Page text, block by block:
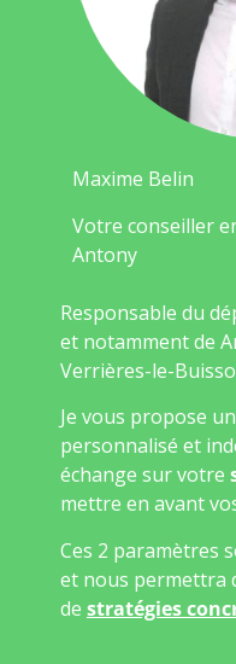
Maxime Belin
Votre conseiller
Antony
Responsable du
et notamment de
Verrières-le-
Je vous propose
personnalisé et
échange sur votre
mettre en avant
Ces 2 paramètres
et nous permettra
de stratégies